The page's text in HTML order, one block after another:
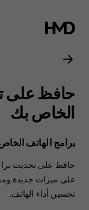
دليل
مستخدم
Nokia
G21
حافظ على
الخاص بك
برامج الهاتف
حافظ على تحديث
على ميزات جديدة
تحسين أداء الهاتف.